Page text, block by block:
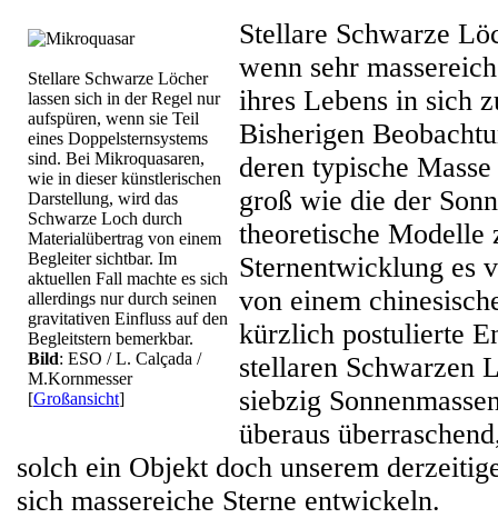
Stellare Schwarze Löcher
lassen sich in der Regel nur
aufspüren, wenn sie Teil
eines Doppelsternsystems
sind. Bei Mikroquasaren,
wie in dieser künstlerischen
Darstellung, wird das
Schwarze Loch durch
Materialübertrag von einem
Begleiter sichtbar. Im
aktuellen Fall machte es sich
allerdings nur durch seinen
gravitativen Einfluss auf den
Begleitstern bemerkbar.
Bild: ESO / L. Calçada /
M.Kornmesser
[Großansicht]
Stellare Schwarze
wenn sehr
ihres Lebens in sich
Bisherigen
deren typische
groß wie die der
theoretische Modelle
Sternentwicklung es
von einem
kürzlich postulierte
stellaren Schwarzen
siebzig
überaus
solch ein Objekt doch unserem
sich massereiche Sterne entwickeln.